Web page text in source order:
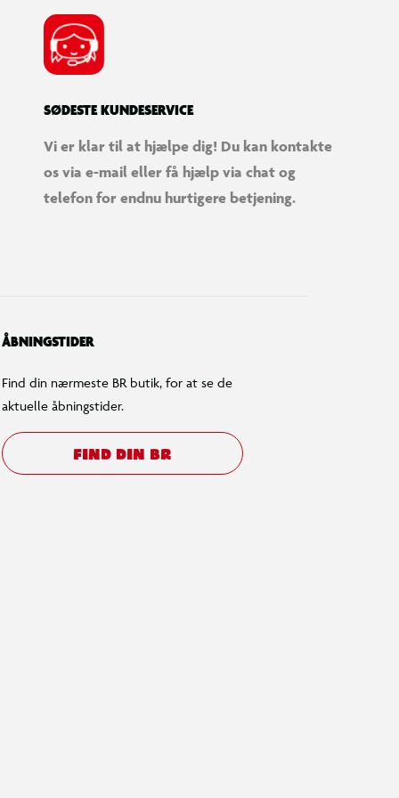
SØDESTE KUNDESERVICE
Vi er klar til at hjælpe dig! Du kan kontakte
os via e-mail eller få hjælp via chat og
telefon for endnu hurtigere betjening.
ÅBNINGSTIDER
Find din nærmeste BR butik, for at se de
aktuelle åbningstider.
FIND DIN BR